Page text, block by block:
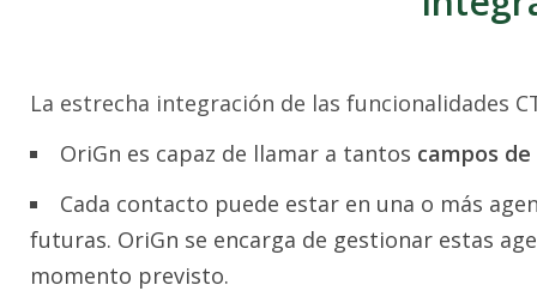
La estrecha integración de las funcionalidades
OriGn es capaz de llamar a tantos campos
Cada contacto puede estar en una o más
futuras. OriGn se encarga de gestionar estas
momento previsto.